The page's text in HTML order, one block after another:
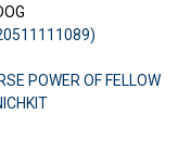
POWER OF FELLOW